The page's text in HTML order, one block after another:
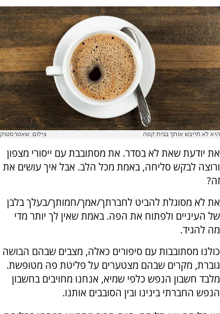
היא לא תייבש אותך בבית קפה צילום: שאטרסטוק
את יודעת שאת לא בסדר. את מסתובבת עם ייסורי מצפון
ורוצה לבקש סליחה, באמת מכל הלב. אבל איך עושים את
זה?
את לא מסוגלת להביט לחברתך/אמך/חמותך/בעלך בלבן
של העיניים ולפתוח את הפה. באמת שאין לך יותר מדי
מה להגיד.
כולנו מסתובבות עם סיפורים כאלה, מצבים שבהם הבושה
גוברת, מקרים שבהם מצטערים על פליטת פה מטופשת.
מלבד חשבון הנפש כלפי שמיא, אנחנו מחויבים בחשבון
הנפש החברתי בינינו ובין הסובבים אותנו.